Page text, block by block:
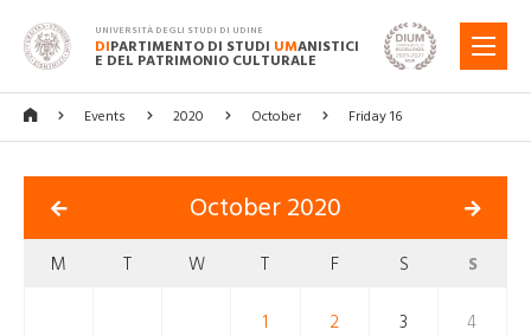
UNIVERSITÀ DEGLI STUDI DI UDINE
DIPARTIMENTO DI STUDI UMANISTICI
E DEL PATRIMONIO CULTURALE
MENU
Events 2020 October Friday 16
October 2020
M T W T F S S
1 2 3 4